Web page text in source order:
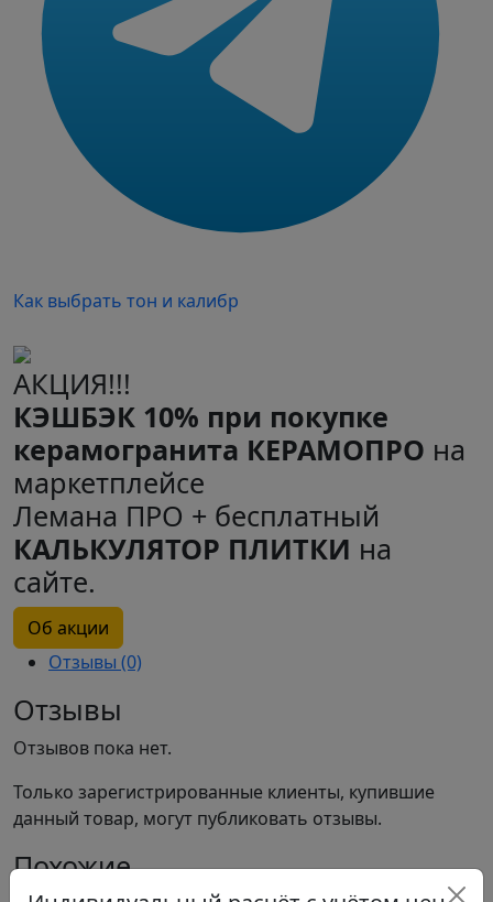
Как выбрать тон и калибр
АКЦИЯ!!!
КЭШБЭК 10% при покупке
керамогранита КЕРАМОПРО на
маркетплейсе
Лемана ПРО + бесплатный
КАЛЬКУЛЯТОР ПЛИТКИ на
сайте.
Об акции
Отзывы (0)
Отзывы
Отзывов пока нет.
Только зарегистрированные клиенты, купившие
данный товар, могут публиковать отзывы.
Похожие